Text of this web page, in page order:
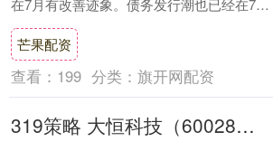
在7月有改善迹象。债务发行潮也已经在7月
开启，正在逐渐吸收美元流动性。往前看，
关税....
芒果配资
查看： 199 分类： 旗开网配资
319策略 大恒科技（600288）8月8日主力资金净卖出133568万元